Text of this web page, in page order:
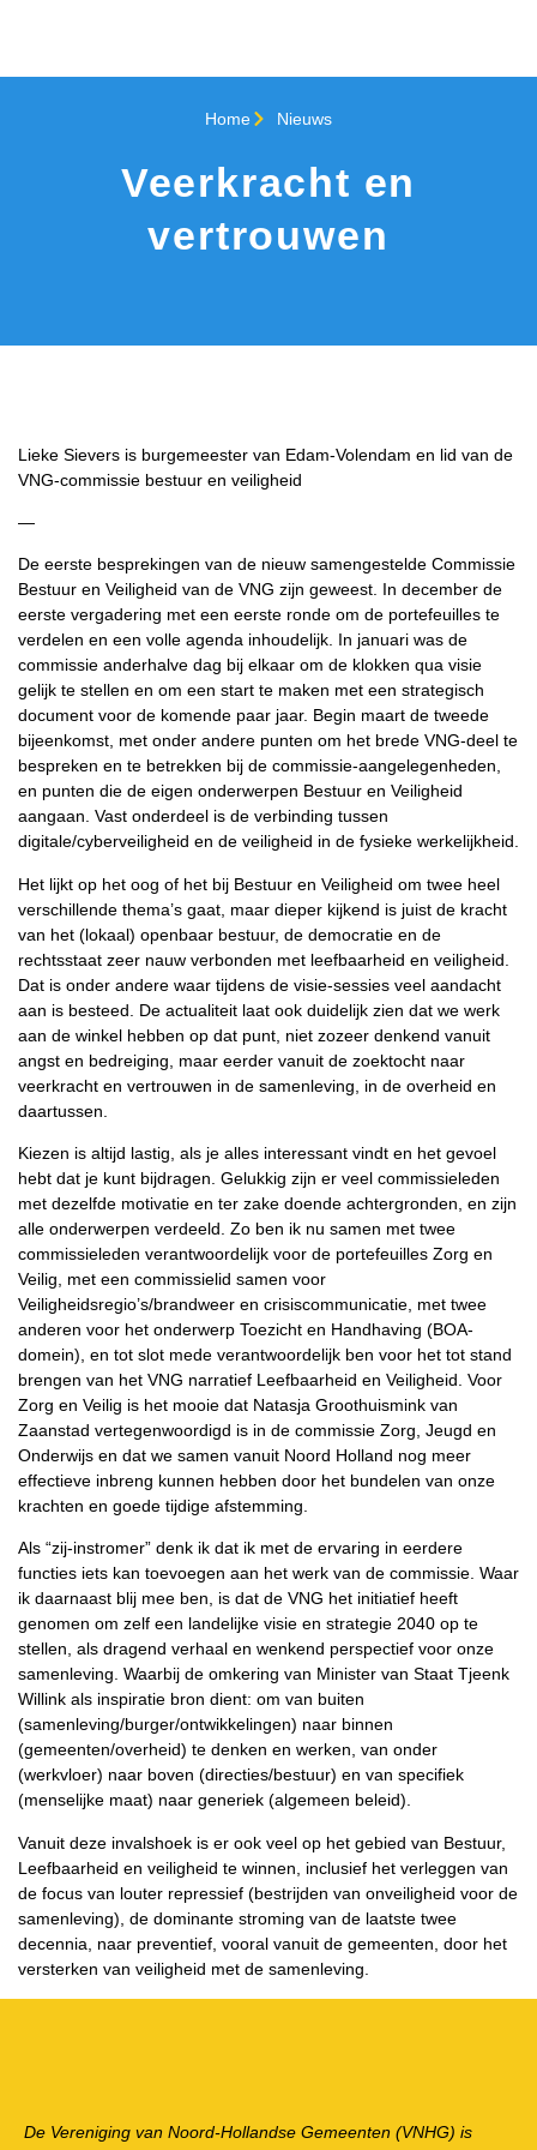
Home Nieuws
Veerkracht en
vertrouwen
Lieke Sievers is burgemeester van Edam-Volendam en lid van de
VNG-commissie bestuur en veiligheid
—
De eerste besprekingen van de nieuw samengestelde Commissie
Bestuur en Veiligheid van de VNG zijn geweest. In december de
eerste vergadering met een eerste ronde om de portefeuilles te
verdelen en een volle agenda inhoudelijk. In januari was de
commissie anderhalve dag bij elkaar om de klokken qua visie
gelijk te stellen en om een start te maken met een strategisch
document voor de komende paar jaar. Begin maart de tweede
bijeenkomst, met onder andere punten om het brede VNG-deel te
bespreken en te betrekken bij de commissie-aangelegenheden,
en punten die de eigen onderwerpen Bestuur en Veiligheid
aangaan. Vast onderdeel is de verbinding tussen
digitale/cyberveiligheid en de veiligheid in de fysieke werkelijkheid.
Het lijkt op het oog of het bij Bestuur en Veiligheid om twee heel
verschillende thema’s gaat, maar dieper kijkend is juist de kracht
van het (lokaal) openbaar bestuur, de democratie en de
rechtsstaat zeer nauw verbonden met leefbaarheid en veiligheid.
Dat is onder andere waar tijdens de visie-sessies veel aandacht
aan is besteed. De actualiteit laat ook duidelijk zien dat we werk
aan de winkel hebben op dat punt, niet zozeer denkend vanuit
angst en bedreiging, maar eerder vanuit de zoektocht naar
veerkracht en vertrouwen in de samenleving, in de overheid en
daartussen.
Kiezen is altijd lastig, als je alles interessant vindt en het gevoel
hebt dat je kunt bijdragen. Gelukkig zijn er veel commissieleden
met dezelfde motivatie en ter zake doende achtergronden, en zijn
alle onderwerpen verdeeld. Zo ben ik nu samen met twee
commissieleden verantwoordelijk voor de portefeuilles Zorg en
Veilig, met een commissielid samen voor
Veiligheidsregio’s/brandweer en crisiscommunicatie, met twee
anderen voor het onderwerp Toezicht en Handhaving (BOA-
domein), en tot slot mede verantwoordelijk ben voor het tot stand
brengen van het VNG narratief Leefbaarheid en Veiligheid. Voor
Zorg en Veilig is het mooie dat Natasja Groothuismink van
Zaanstad vertegenwoordigd is in de commissie Zorg, Jeugd en
Onderwijs en dat we samen vanuit Noord Holland nog meer
effectieve inbreng kunnen hebben door het bundelen van onze
krachten en goede tijdige afstemming.
Als “zij-instromer” denk ik dat ik met de ervaring in eerdere
functies iets kan toevoegen aan het werk van de commissie. Waar
ik daarnaast blij mee ben, is dat de VNG het initiatief heeft
genomen om zelf een landelijke visie en strategie 2040 op te
stellen, als dragend verhaal en wenkend perspectief voor onze
samenleving. Waarbij de omkering van Minister van Staat Tjeenk
Willink als inspiratie bron dient: om van buiten
(samenleving/burger/ontwikkelingen) naar binnen
(gemeenten/overheid) te denken en werken, van onder
(werkvloer) naar boven (directies/bestuur) en van specifiek
(menselijke maat) naar generiek (algemeen beleid).
Vanuit deze invalshoek is er ook veel op het gebied van Bestuur,
Leefbaarheid en veiligheid te winnen, inclusief het verleggen van
de focus van louter repressief (bestrijden van onveiligheid voor de
samenleving), de dominante stroming van de laatste twee
decennia, naar preventief, vooral vanuit de gemeenten, door het
versterken van veiligheid met de samenleving.
De Vereniging van Noord-Hollandse Gemeenten (VNHG) is